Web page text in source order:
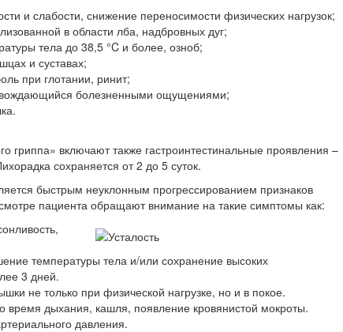
и слабости, снижение переносимости физических нагрузок;
в области лба, надбровных дуг;
тела до 38,5 °C и более, озноб;
и суставах;
при глотании, ринит;
болезненными ощущениями;
гриппа» включают также гастроинтестинальные проявления –
сохраняется от 2 до 5 суток.
быстрым неуклонным прогрессированием признаков
пациента обращают внимание на такие симптомы как:
температуры тела и/или сохранение высоких
3 дней.
не только при физической нагрузке, но и в покое.
время дыхания, кашля, появление кровянистой мокроты.
давления.